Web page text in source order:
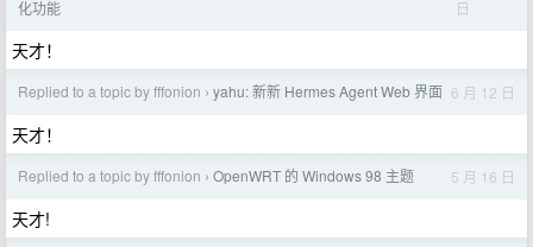
化功能
日
天才！
Replied to a topic by fffonion › yahu: 新新 Hermes Agent Web 界面 6 月 12 日
天才！
Replied to a topic by fffonion › OpenWRT 的 Windows 98 主题 5 月 16 日
天才!